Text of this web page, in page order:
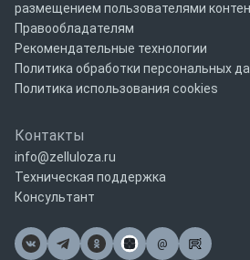
размещением пользователями
Правообладателям
Рекомендательные технологии
Политика обработки персональных
Политика использования cookies
Контакты
info@zelluloza.ru
Техническая поддержка
Консультант
@
Почта